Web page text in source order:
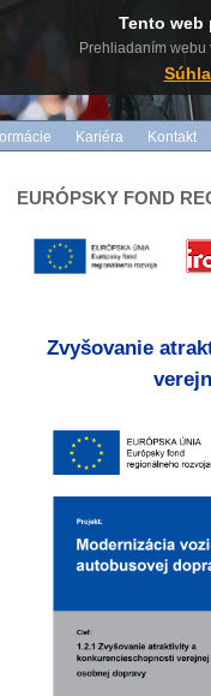
Kariéra Kontakt
EURÓPSKY FOND
Zvyšovanie
Tento web
Prehliadaním